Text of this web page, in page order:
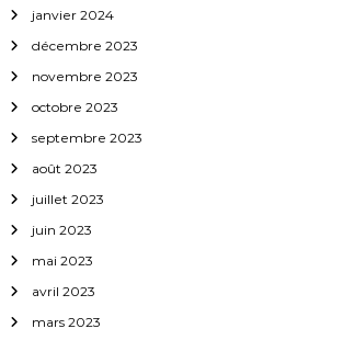
a
r
t
i
c
l
e
janvier 2024
décembre 2023
novembre 2023
octobre 2023
septembre 2023
août 2023
juillet 2023
juin 2023
mai 2023
avril 2023
mars 2023